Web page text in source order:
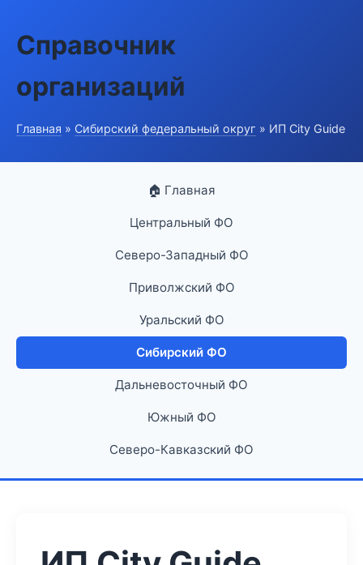
Справочник
организаций
Главная » Сибирский федеральный округ » ИП City Guide
🏠 Главная
Центральный ФО
Северо-Западный ФО
Приволжский ФО
Уральский ФО
Сибирский ФО
Дальневосточный ФО
Южный ФО
Северо-Кавказский ФО